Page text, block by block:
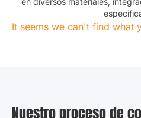
gabinetes de chapa metálica,
en diversos materiales,